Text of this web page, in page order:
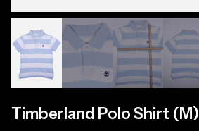
Timberland Polo Shirt (M)